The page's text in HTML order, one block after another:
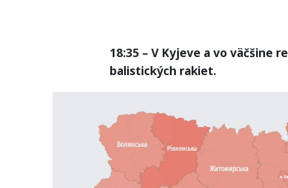
18:35 – V Kyjeve a vo väčšine re
balistických rakiet.